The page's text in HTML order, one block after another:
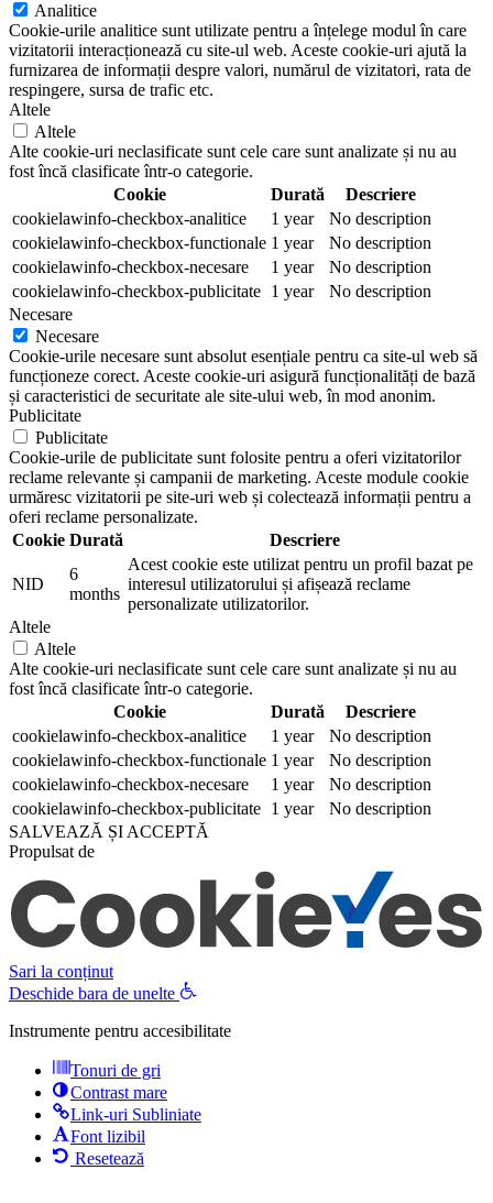
Analitice
Cookie-urile analitice sunt utilizate pentru a înțelege modul în care
vizitatorii interacționează cu site-ul web. Aceste cookie-uri ajută la
furnizarea de informații despre valori, numărul de vizitatori, rata de
respingere, sursa de trafic etc.
Altele
Altele
Alte cookie-uri neclasificate sunt cele care sunt analizate și nu au
fost încă clasificate într-o categorie.
Cookie
Durată
Descriere
cookielawinfo-checkbox-analitice
1 year
No description
cookielawinfo-checkbox-functionale 1 year
No description
cookielawinfo-checkbox-necesare
1 year
No description
cookielawinfo-checkbox-publicitate 1 year
No description
Necesare
Necesare
Cookie-urile necesare sunt absolut esențiale pentru ca site-ul web să
funcționeze corect. Aceste cookie-uri asigură funcționalități de bază
și caracteristici de securitate ale site-ului web, în mod anonim.
Publicitate
Publicitate
Cookie-urile de publicitate sunt folosite pentru a oferi vizitatorilor
reclame relevante și campanii de marketing. Aceste module cookie
urmăresc vizitatorii pe site-uri web și colectează informații pentru a
oferi reclame personalizate.
Cookie Durată Descriere
NID
6
months
Acest cookie este utilizat pentru un profil bazat pe
interesul utilizatorului și afișează reclame
personalizate utilizatorilor.
Altele
Altele
Alte cookie-uri neclasificate sunt cele care sunt analizate și nu au
fost încă clasificate într-o categorie.
Cookie
Durată
Descriere
cookielawinfo-checkbox-analitice
1 year
No description
cookielawinfo-checkbox-functionale 1 year
No description
cookielawinfo-checkbox-necesare
1 year
No description
cookielawinfo-checkbox-publicitate 1 year
No description
SALVEAZĂ ȘI ACCEPTĂ
Propulsat de
Sari la conținut
Deschide bara de unelte
Instrumente pentru accesibilitate
Tonuri de gri
Contrast mare
Link-uri Subliniate
Font lizibil
Resetează